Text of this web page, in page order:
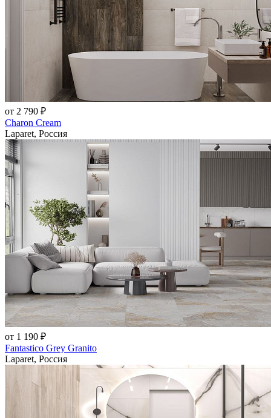
от 2 790 ₽
Charon Cream
Laparet, Россия
от 1 190 ₽
Fantastico Grey Granito
Laparet, Россия